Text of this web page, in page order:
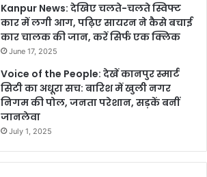
Kanpur News: देखिए चलते-चलते स्विफ्ट
कार में लगी आग, पढ़िए सायरन ने कैसे बचाई
कार चालक की जान, करें सिर्फ एक क्लिक
June 17, 2025
Voice of the People: देखें कानपुर स्मार्ट
सिटी का अधूरा सच: बारिश में खुली नगर
निगम की पोल, जनता परेशान, सड़कें बनीं
जानलेवा
July 1, 2025